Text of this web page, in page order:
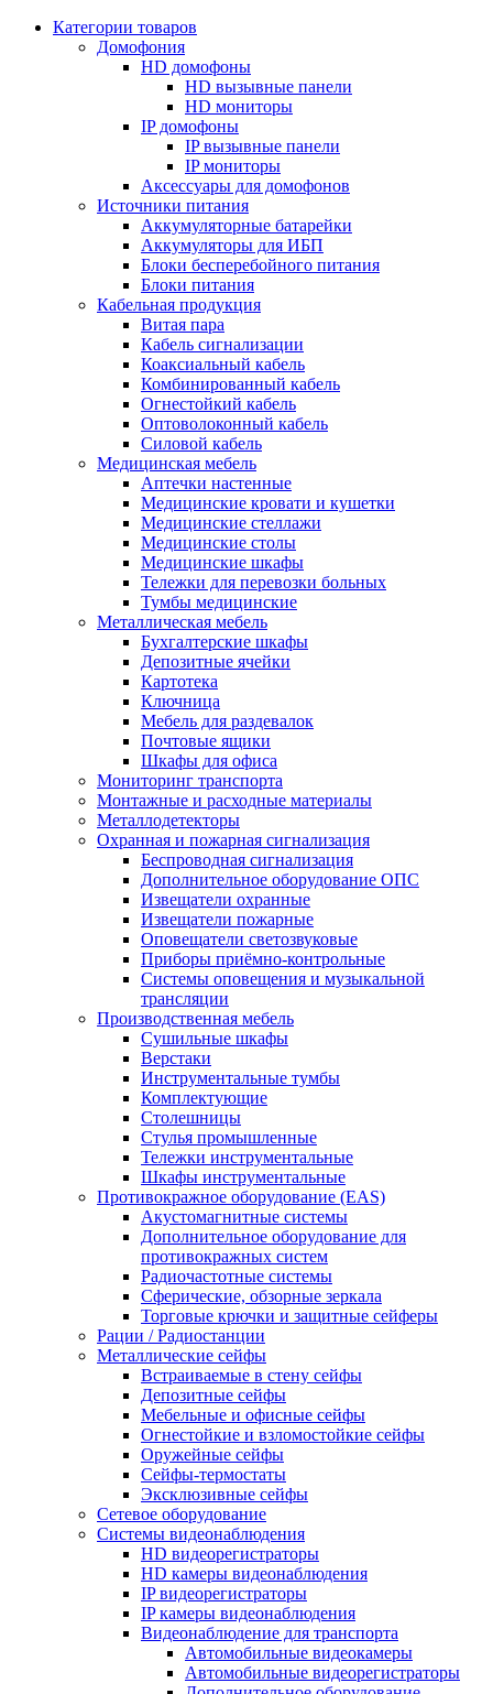
Категории товаров
Домофония
HD домофоны
HD вызывные панели
HD мониторы
IP домофоны
IP вызывные панели
IP мониторы
Аксессуары для домофонов
Источники питания
Аккумуляторные батарейки
Аккумуляторы для ИБП
Блоки бесперебойного питания
Блоки питания
Кабельная продукция
Витая пара
Кабель сигнализации
Коаксиальный кабель
Комбинированный кабель
Огнестойкий кабель
Оптоволоконный кабель
Силовой кабель
Медицинская мебель
Аптечки настенные
Медицинские кровати и кушетки
Медицинские стеллажи
Медицинские столы
Медицинские шкафы
Тележки для перевозки больных
Тумбы медицинские
Металлическая мебель
Бухгалтерские шкафы
Депозитные ячейки
Картотека
Ключница
Мебель для раздевалок
Почтовые ящики
Шкафы для офиса
Мониторинг транспорта
Монтажные и расходные материалы
Металлодетекторы
Охранная и пожарная сигнализация
Беспроводная сигнализация
Дополнительное оборудование ОПС
Извещатели охранные
Извещатели пожарные
Оповещатели светозвуковые
Приборы приёмно-контрольные
Системы оповещения и музыкальной
трансляции
Производственная мебель
Cушильные шкафы
Верстаки
Инструментальные тумбы
Комплектующие
Столешницы
Стулья промышленные
Тележки инструментальные
Шкафы инструментальные
Противокражное оборудование (EAS)
Акустомагнитные системы
Дополнительное оборудование для
противокражных систем
Радиочастотные системы
Сферические, обзорные зеркала
Торговые крючки и защитные сейферы
Рации / Радиостанции
Металлические сейфы
Встраиваемые в стену сейфы
Депозитные сейфы
Мебельные и офисные сейфы
Огнестойкие и взломостойкие сейфы
Оружейные сейфы
Сейфы-термостаты
Эксклюзивные сейфы
Сетевое оборудование
Системы видеонаблюдения
HD видеорегистраторы
HD камеры видеонаблюдения
IP видеорегистраторы
IP камеры видеонаблюдения
Видеонаблюдение для транспорта
Автомобильные видеокамеры
Автомобильные видеорегистраторы